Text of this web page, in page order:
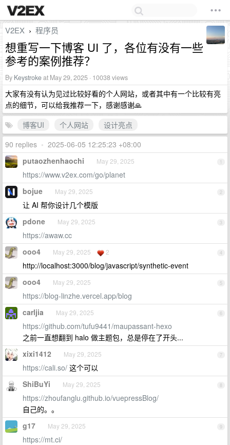
V2EX › 程序员
想重写一下博客 UI 了，各位有没有一些
参考的案例推荐？
By Keystrokeat May 29, 2025 · 10038 views
大家有没有认为见过比较好看的个人网站，或者其中有一个比较有亮
点的细节，可以给我推荐一下，感谢感谢🙏
博客UI
个人网站
设计亮点
90 replies • 2025-06-05 12:25:23 +08:00
1
putaozhenhaochi May 29, 2025
https://www.v2ex.com/go/planet
2
bojue May 29, 2025
让 AI 帮你设计几个模版
3
pdone May 29, 2025
https://awaw.cc
4
ooo4 May 29, 2025 2
http://localhost:3000/blog/javascript/synthetic-event
5
ooo4 May 29, 2025
https://blog-linzhe.vercel.app/blog
6
carljia May 29, 2025
https://github.com/tufu9441/maupassant-hexo
之前一直想翻到 halo 做主题包，总是停在了开头...
7
xixi1412 May 29, 2025
https://cali.so/ 这个可以
8
ShiBuYi May 29, 2025
https://zhoufanglu.github.io/vuepressBlog/
自己的。。
9
g17 May 29, 2025
https://mt.ci/